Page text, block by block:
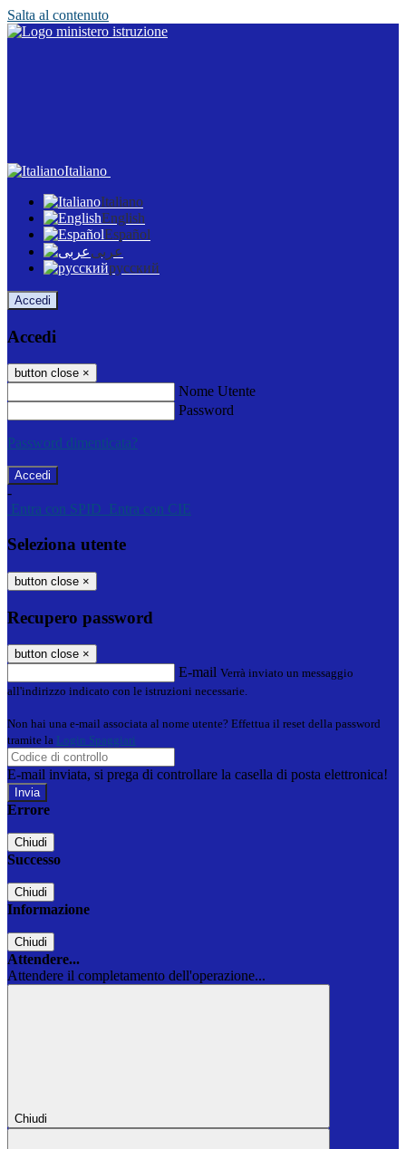
Salta al contenuto
Italiano
Italiano
English
Español
عربى
русский
Accedi
Accedi
button close ×
Nome Utente
Password
Password dimenticata?
-
Entra con SPID Entra con CIE
Seleziona utente
button close ×
Recupero password
button close ×
E-mail Verrà inviato un messaggio
all'indirizzo indicato con le istruzioni necessarie.
Non hai una e-mail associata al nome utente? Effettua il reset della password
tramite la Login Spaggiari
E-mail inviata, si prega di controllare la casella di posta elettronica!
Errore
Chiudi
Successo
Chiudi
Informazione
Chiudi
Attendere...
Attendere il completamento dell'operazione...
Chiudi